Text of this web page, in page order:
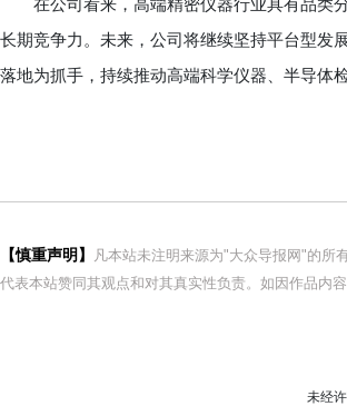
在公司看来，高端精密仪器行业具有品类分
长期竞争力。未来，公司将继续坚持平台型发
落地为抓手，持续推动高端科学仪器、半导体
【慎重声明】
凡本站未注明来源为"大众导报网"的所
代表本站赞同其观点和对其真实性负责。如因作品内
未经